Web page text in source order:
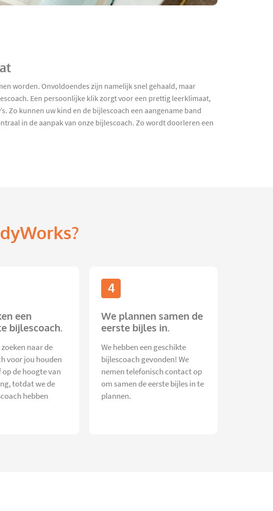
worden. Onvoldoendes zijn namelijk snel gehaald, maar
Een persoonlijke klik zorgt voor een prettig leerklimaat,
Zo kunnen uw kind en de bijlescoach een aangename band
in de aanpak van onze bijlescoach. Zo wordt doorleren een
een
bijlescoach.
naar de
voor jou houden
de hoogte van
totdat we de
hebben
4
We plannen samen de
eerste bijles in.
We hebben een geschikte
bijlescoach gevonden! We
nemen telefonisch contact op
om samen de eerste bijles in te
plannen.